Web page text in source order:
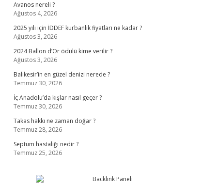
Avanos nereli ?
Ağustos 4, 2026
2025 yılı için İDDEF kurbanlık fiyatları ne kadar ?
Ağustos 3, 2026
2024 Ballon d’Or ödülü kime verilir ?
Ağustos 3, 2026
Balıkesir’in en güzel denizi nerede ?
Temmuz 30, 2026
İç Anadolu’da kışlar nasıl geçer ?
Temmuz 30, 2026
Takas hakkı ne zaman doğar ?
Temmuz 28, 2026
Septum hastalığı nedir ?
Temmuz 25, 2026